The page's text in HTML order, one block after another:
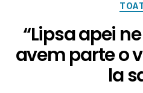
“Lipsa apei
avem parte o
la